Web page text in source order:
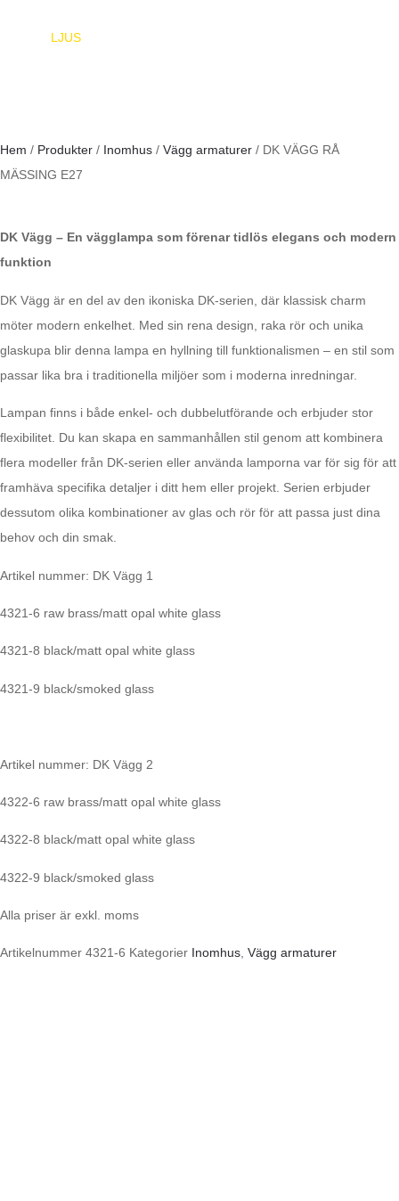
LJUS
Hem / Produkter / Inomhus / Vägg armaturer / DK VÄGG RÅ
MÄSSING E27
DK Vägg – En vägglampa som förenar tidlös elegans och modern
funktion
DK Vägg är en del av den ikoniska DK-serien, där klassisk charm
möter modern enkelhet. Med sin rena design, raka rör och unika
glaskupa blir denna lampa en hyllning till funktionalismen – en stil som
passar lika bra i traditionella miljöer som i moderna inredningar.
Lampan finns i både enkel- och dubbelutförande och erbjuder stor
flexibilitet. Du kan skapa en sammanhållen stil genom att kombinera
flera modeller från DK-serien eller använda lamporna var för sig för att
framhäva specifika detaljer i ditt hem eller projekt. Serien erbjuder
dessutom olika kombinationer av glas och rör för att passa just dina
behov och din smak.
Artikel nummer: DK Vägg 1
4321-6 raw brass/matt opal white glass
4321-8 black/matt opal white glass
4321-9 black/smoked glass
Artikel nummer: DK Vägg 2
4322-6 raw brass/matt opal white glass
4322-8 black/matt opal white glass
4322-9 black/smoked glass
Alla priser är exkl. moms
Artikelnummer 4321-6 Kategorier Inomhus, Vägg armaturer